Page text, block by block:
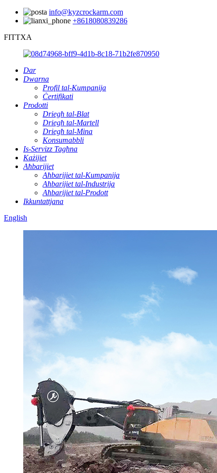
info@kyzcrockarm.com
+8618080839286
FITTXA
Dar
Dwarna
Profil tal-Kumpanija
Ċertifikati
Prodotti
Driegħ tal-Blat
Driegħ tal-Martell
Driegħ tal-Mina
Konsumabbli
Is-Servizz Tagħna
Każijiet
Aħbarijiet
Aħbarijiet tal-Kumpanija
Aħbarijiet tal-Industrija
Aħbarijiet tal-Prodott
Ikkuntattjana
English